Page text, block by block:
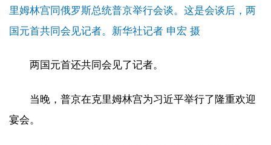
里姆林宫同俄罗斯总统普京举行会谈。这是会谈后，两
国元首共同会见记者。新华社记者 申宏 摄
两国元首还共同会见了记者。
当晚，普京在克里姆林宫为习近平举行了隆重欢迎
宴会。